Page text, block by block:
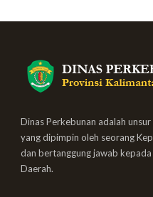
Dinas Perkebunan adalah
yang dipimpin oleh seorang
dan bertanggung jawab
Daerah.